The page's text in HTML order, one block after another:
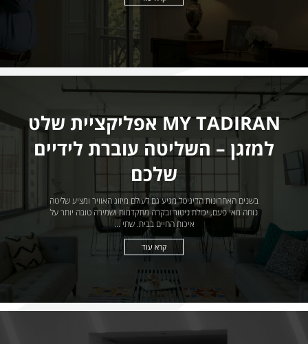
MY TADIRAN אפליקציית שלט
למזגן – השליטה עוברת לידיים
שלכם
בשנים האחרונות הדיגיטל מגיע גם לעולם מיזוג האוויר ומציע שליטה
נוחה מאי פעם, יכולת ניטור ובקרה מתקדמות ושמירה טובה יותר על
איכות החיים בבית. שתי ...
קרא עוד